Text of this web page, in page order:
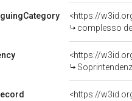
<https://
complesso
<https://
<https://